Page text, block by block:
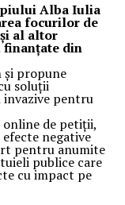
Alba Iulia
focurilor de
al altor
finanțate din
și propune
soluții
invazive pentru
de petiții,
negative
pentru anumite
publice care
cu impact pe